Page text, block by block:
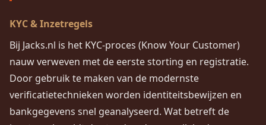
KYC & Inzetregels
Bij Jacks.nl is het KYC-proces (Know Your Customer)
nauw verweven met de eerste storting en registratie.
Door gebruik te maken van de modernste
verificatietechnieken worden identiteitsbewijzen en
bankgegevens snel geanalyseerd. Wat betreft de